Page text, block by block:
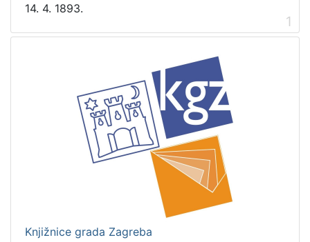
14. 4. 1893.
1
Knjižnice grada Zagreba